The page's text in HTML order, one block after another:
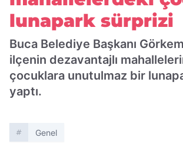
lunapark sürprizi
Buca Belediye Başkanı
ilçenin dezavantajlı
çocuklara unutulmaz bir
yaptı.
Genel